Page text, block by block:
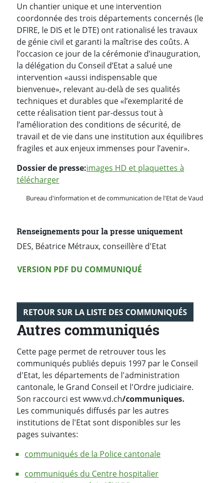
Un chantier unique et une intervention
coordonnée des trois départements concernés (le
DFIRE, le DIS et le DTE) ont rationalisé les travaux
de génie civil et garanti la maîtrise des coûts. A
l’occasion ce jour de la cérémonie d’inauguration,
la délégation du Conseil d’Etat a salué une
intervention «aussi indispensable que
bienvenue», relevant au-delà de ses qualités
techniques et durables que «l’exemplarité de
cette réalisation tient par-dessus tout à
l’amélioration des conditions de sécurité, de
travail et de vie dans une institution aux équilibres
fragiles et aux enjeux immenses pour l’avenir».
Dossier de presse:images HD et plaquettes à
télécharger
Bureau d'information et de communication de l'Etat de Vaud
Renseignements pour la presse uniquement
DES, Béatrice Métraux, conseillère d'Etat
Version PDF
VERSION PDF DU COMMUNIQUÉ
RETOUR SUR LA LISTE DES COMMUNIQUÉS
Autres communiqués
Cette page permet de retrouver tous les
communiqués publiés depuis 1997 par le Conseil
d'Etat, les départements de l'administration
cantonale, le Grand Conseil et l'Ordre judiciaire.
Son raccourci est www.vd.ch/communiques.
Les communiqués diffusés par les autres
institutions de l'Etat sont disponibles sur les
pages suivantes:
communiqués de la Police cantonale
communiqués du Centre hospitalier